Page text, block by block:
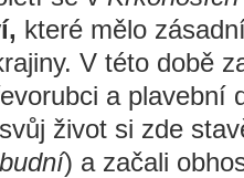
které mělo
V této době
a plavební
život si zde
budní) a začali